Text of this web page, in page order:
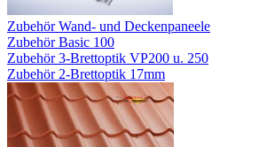
Zubehör Wand- und Deckenpaneele
Zubehör Basic 100
Zubehör 3-Brettoptik VP200 u. 250
Zubehör 2-Brettoptik 17mm